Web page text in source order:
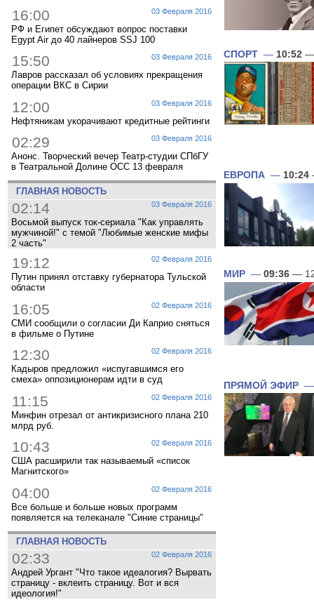
03 Февраля 2016
16:00
РФ и Египет обсуждают вопрос поставки
Egypt Air до 40 лайнеров SSJ 100
03 Февраля 2016
15:50
Лавров рассказал об условиях прекращения
операции ВКС в Сирии
03 Февраля 2016
12:00
Нефтяникам укорачивают кредитные рейтинги
03 Февраля 2016
02:29
Анонс. Творческий вечер Театр-студии СПбГУ
в Театральной Долине ОСС 13 февраля
ГЛАВНАЯ НОВОСТЬ
03 Февраля 2016
02:14
Восьмой выпуск ток-сериала "Как управлять
мужчиной!" с темой "Любимые женские мифы
2 часть"
02 Февраля 2016
19:12
Путин принял отставку губернатора Тульской
области
02 Февраля 2016
16:05
СМИ сообщили о согласии Ди Каприо сняться
в фильме о Путине
02 Февраля 2016
12:30
Кадыров предложил «испугавшимся его
смеха» оппозиционерам идти в суд
02 Февраля 2016
11:15
Минфин отрезал от антикризисного плана 210
млрд руб.
02 Февраля 2016
10:43
США расширили так называемый «список
Магнитского»
02 Февраля 2016
04:00
Все больше и больше новых программ
появляется на телеканале "Синие страницы"
ГЛАВНАЯ НОВОСТЬ
02 Февраля 2016
02:33
Андрей Ургант "Что такое идеалогия? Вырвать
страницу - вклеить страницу. Вот и вся
идеология!"
СПОРТ — 10:52 —
ЕВРОПА — 10:24
МИР — 09:36 —
ПРЯМОЙ ЭФИР